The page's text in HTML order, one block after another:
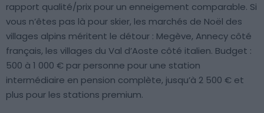
rapport qualité/prix pour un enneigement comparable. Si
vous n’êtes pas là pour skier, les marchés de Noël des
villages alpins méritent le détour : Megève, Annecy côté
français, les villages du Val d’Aoste côté italien. Budget :
500 à 1 000 € par personne pour une station
intermédiaire en pension complète, jusqu’à 2 500 € et
plus pour les stations premium.